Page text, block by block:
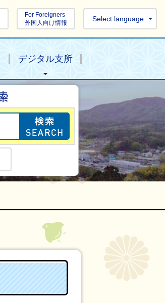
For Foreigners
外国人向け情報
Select language
デジタル支所
目的の情報を探